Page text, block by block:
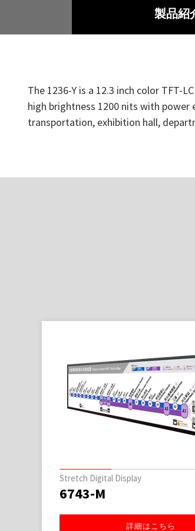
製品紹
The 1236-Y is a 12.3 inch color TFT-
high brightness 1200 nits with power
transportation, exhibition hall,
Stretch Digital Display
6743-M
詳細はこちら